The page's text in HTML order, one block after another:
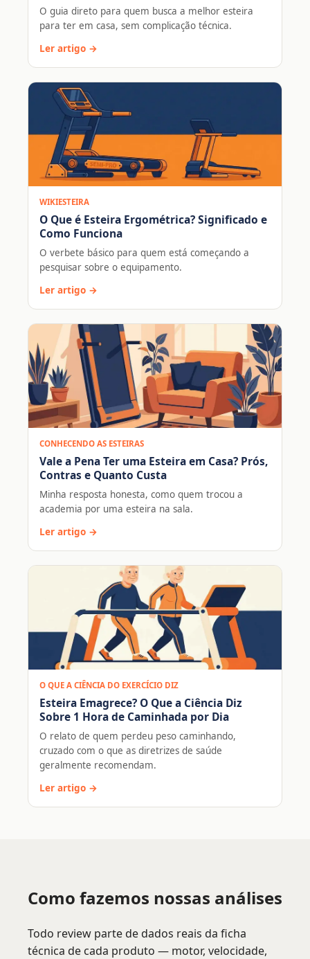
O guia direto para quem busca a melhor esteira
para ter em casa, sem complicação técnica.
Ler artigo →
WIKIESTEIRA
O Que é Esteira Ergométrica? Significado e
Como Funciona
O verbete básico para quem está começando a
pesquisar sobre o equipamento.
Ler artigo →
CONHECENDO AS ESTEIRAS
Vale a Pena Ter uma Esteira em Casa? Prós,
Contras e Quanto Custa
Minha resposta honesta, como quem trocou a
academia por uma esteira na sala.
Ler artigo →
O QUE A CIÊNCIA DO EXERCÍCIO DIZ
Esteira Emagrece? O Que a Ciência Diz
Sobre 1 Hora de Caminhada por Dia
O relato de quem perdeu peso caminhando,
cruzado com o que as diretrizes de saúde
geralmente recomendam.
Ler artigo →
Como fazemos nossas análises
Todo review parte de dados reais da ficha
técnica de cada produto — motor, velocidade,